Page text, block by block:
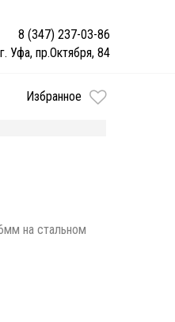
8 (347) 237-03-86
г. Уфа, пр.Октября, 84
Избранное
на стальном